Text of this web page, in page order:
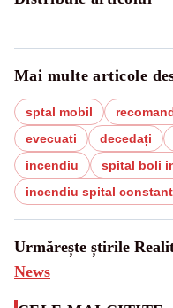
Mai multe articole
sptal mobil
evecuati
decedați
incendiu
spital boli
incendiu spital
Urmărește știrile
News